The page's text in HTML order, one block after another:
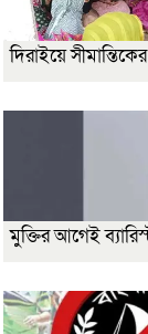
দিরাইয়ে
মুক্তির আগেই